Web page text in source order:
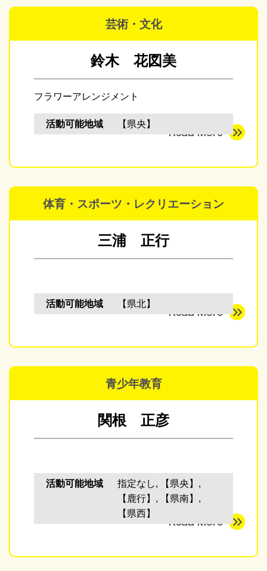
芸術・文化
鈴木 花図美
フラワーアレンジメント
活動可能地域 【県央】
体育・スポーツ・レクリエーション
三浦 正行
活動可能地域 【県北】
青少年教育
関根 正彦
活動可能地域
指定なし, 【県央】,
【鹿行】, 【県南】,
【県西】